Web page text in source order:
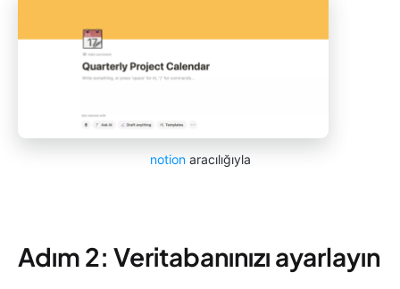
notionaracılığıyla
Adım 2: Veritabanınızı ayarlayın